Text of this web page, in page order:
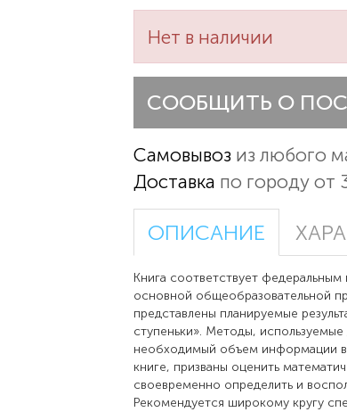
Нет в наличии
СООБЩИТЬ О
Самовывоз из любого
Доставка по городу от
ОПИСАНИЕ
Книга соответствует
основной общеобразовательной
представлены планируемые
ступеньки». Методы,
необходимый объем информации
книге, призваны оценить
своевременно определить и
Рекомендуется широкому кругу